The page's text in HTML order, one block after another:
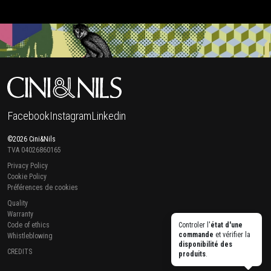
Controler l'état d'une
commande et vérifier la
disponibilité des
produits.
FacebookInstagramLinkedin
©2026 Cini&Nils
TVA 04026860165
Privacy Policy
Cookie Policy
Préférences de cookies
Quality
Warranty
Code of ethics
Whistleblowing
CREDITS